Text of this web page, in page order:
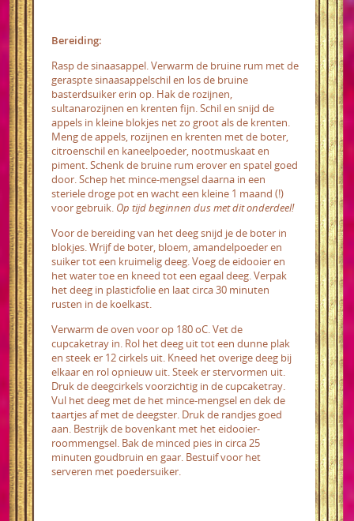
Bereiding:
Rasp de sinaasappel. Verwarm de bruine rum met de
geraspte sinaasappelschil en los de bruine
basterdsuiker erin op. Hak de rozijnen,
sultanarozijnen en krenten fijn. Schil en snijd de
appels in kleine blokjes net zo groot als de krenten.
Meng de appels, rozijnen en krenten met de boter,
citroenschil en kaneelpoeder, nootmuskaat en
piment. Schenk de bruine rum erover en spatel goed
door. Schep het mince-mengsel daarna in een
steriele droge pot en wacht een kleine 1 maand (!)
voor gebruik. Op tijd beginnen dus met dit onderdeel!
Voor de bereiding van het deeg snijd je de boter in
blokjes. Wrijf de boter, bloem, amandelpoeder en
suiker tot een kruimelig deeg. Voeg de eidooier en
het water toe en kneed tot een egaal deeg. Verpak
het deeg in plasticfolie en laat circa 30 minuten
rusten in de koelkast.
Verwarm de oven voor op 180 oC. Vet de
cupcaketray in. Rol het deeg uit tot een dunne plak
en steek er 12 cirkels uit. Kneed het overige deeg bij
elkaar en rol opnieuw uit. Steek er stervormen uit.
Druk de deegcirkels voorzichtig in de cupcaketray.
Vul het deeg met de het mince-mengsel en dek de
taartjes afmet de deegster. Druk de randjes goed
aan. Bestrijk de bovenkant met het eidooier-
roommengsel. Bak de minced pies in circa 25
minuten goudbruin en gaar. Bestuif voor het
serveren met poedersuiker.